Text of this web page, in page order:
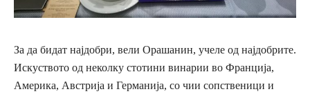
За да бидат најдобри, вели Орашанин, учеле од најдобрите.
Искуството од неколку стотини винарии во Франција,
Америка, Австрија и Германија, со чии сопственици и